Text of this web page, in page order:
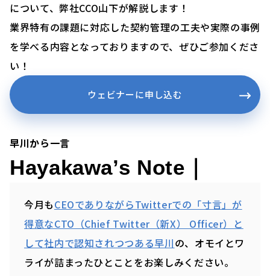
について、弊社CCO山下が解説します！
業界特有の課題に対応した契約管理の工夫や実際の事例
を学べる内容となっておりますので、ぜひご参加くださ
い！
ウェビナーに申し込む
早川から一言
Hayakawa’s Note｜
今月もCEOでありながらTwitterでの「寸言」が
得意なCTO（Chief Twitter（新X） Officer）と
して社内で認知されつつある早川の、オモイとワ
ライが詰まったひとことをお楽しみください。